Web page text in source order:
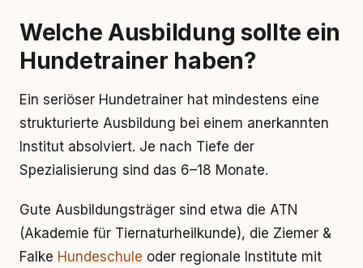
Welche Ausbildung sollte ein
Hundetrainer haben?
Ein seriöser Hundetrainer hat mindestens eine
strukturierte Ausbildung bei einem anerkannten
Institut absolviert. Je nach Tiefe der
Spezialisierung sind das 6–18 Monate.
Gute Ausbildungsträger sind etwa die ATN
(Akademie für Tiernaturheilkunde), die Ziemer &
Falke Hundeschule oder regionale Institute mit